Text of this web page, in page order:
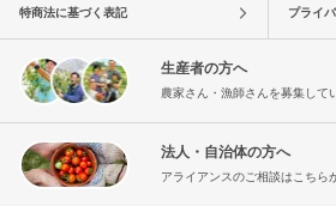
特商法に基づく表記 プライ
生産者の方へ
農家さん・漁師さんを募集して
法人・自治体の方へ
アライアンスのご相談はこちら